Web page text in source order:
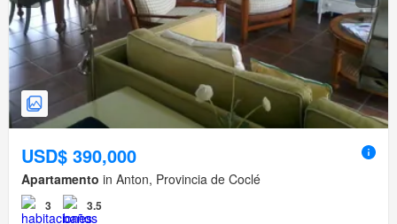
USD$ 390,000
Apartamento in Anton, Provincia de Coclé
3 3.5